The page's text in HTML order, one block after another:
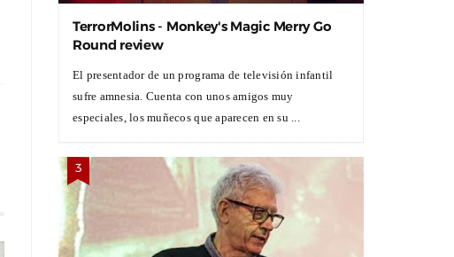
TerrorMolins - Monkey's Magic Merry Go
Round review
El presentador de un programa de televisión infantil
sufre amnesia. Cuenta con unos amigos muy
especiales, los muñecos que aparecen en su ...